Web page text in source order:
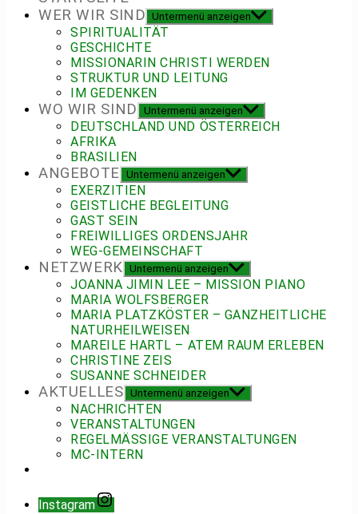
WER WIR SIND
Untermenü anzeigen
SPIRITUALITÄT
GESCHICHTE
MISSIONARIN CHRISTI WERDEN
STRUKTUR UND LEITUNG
IM GEDENKEN
WO WIR SIND Untermenü anzeigen
DEUTSCHLAND UND ÖSTERREICH
AFRIKA
BRASILIEN
ANGEBOTE Untermenü anzeigen
EXERZITIEN
GEISTLICHE BEGLEITUNG
GAST SEIN
FREIWILLIGES ORDENSJAHR
WEG-GEMEINSCHAFT
NETZWERK Untermenü anzeigen
JOANNA JIMIN LEE – MISSION PIANO
MARIA WOLFSBERGER
MARIA PLATZKÖSTER – GANZHEITLICHE
NATURHEILWEISEN
MAREILE HARTL – ATEM RAUM ERLEBEN
CHRISTINE ZEIS
SUSANNE SCHNEIDER
AKTUELLES Untermenü anzeigen
NACHRICHTEN
VERANSTALTUNGEN
REGELMÄSSIGE VERANSTALTUNGEN
MC-INTERN
Instagram